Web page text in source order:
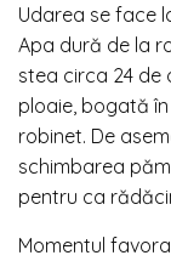
Udarea se face
Apa dură de la
stea circa 24 de
ploaie, bogată
robinet. De
schimbarea
pentru ca
Momentul